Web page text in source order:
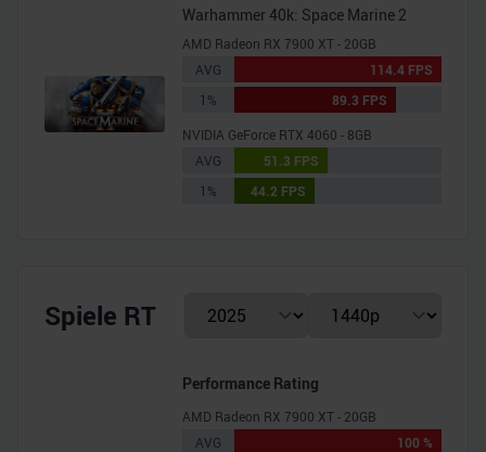
Warhammer 40k: Space Marine 2
AMD Radeon RX 7900 XT - 20GB
AVG
114.4 FPS
1%
89.3 FPS
NVIDIA GeForce RTX 4060 - 8GB
AVG
51.3 FPS
1%
44.2 FPS
Spiele RT
Performance Rating
AMD Radeon RX 7900 XT - 20GB
AVG
100 %